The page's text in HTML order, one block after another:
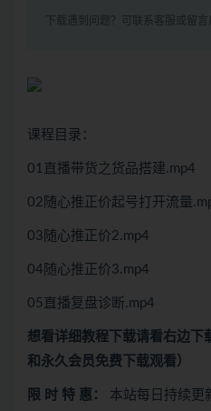
下载遇到问题？可联系客服或留言
课程目录：
01直播带货之货品搭建.mp4
02随心推正价起号打开流量
03随心推正价2.mp4
04随心推正价3.mp4
05直播复盘诊断.mp4
想看详细教程下载请看右边下
和永久会员免费下载观看）
限 时 特 惠： 本站每日持续更